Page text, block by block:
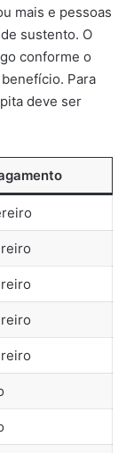
mais e pessoas
sustento. O
conforme o
Para
deve ser